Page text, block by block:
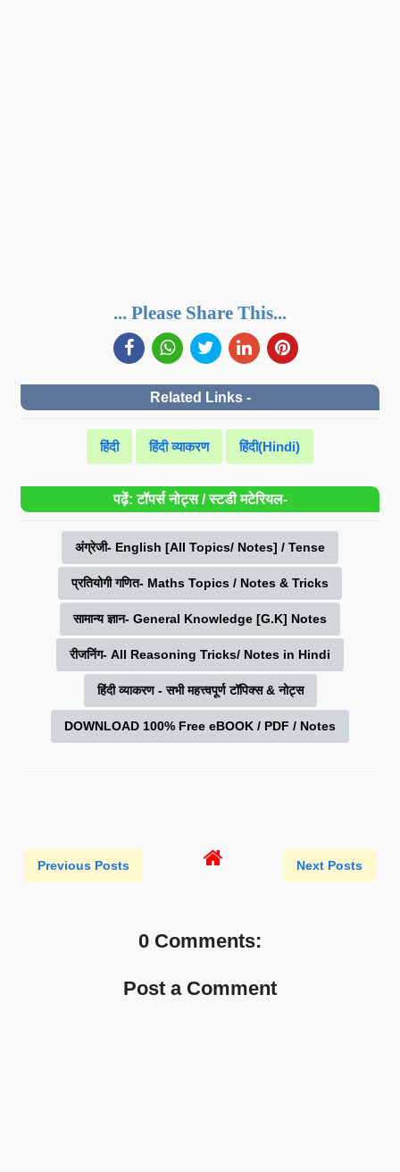
... Please Share This...
Related Links -
हिंदी हिंदी व्याकरण हिंदी(Hindi)
पढ़ें: टॉपर्स नोट्स / स्टडी मटेरियल-
अंग्रेजी- English [All Topics/ Notes] / Tense
प्रतियोगी गणित- Maths Topics / Notes & Tricks
सामान्य ज्ञान- General Knowledge [G.K] Notes
रीजनिंग- All Reasoning Tricks/ Notes in Hindi
हिंदी व्याकरण - सभी महत्त्वपूर्ण टॉपिक्स & नोट्स
DOWNLOAD 100% Free eBOOK / PDF / Notes
Previous Posts Next Posts
0 Comments:
Post a Comment